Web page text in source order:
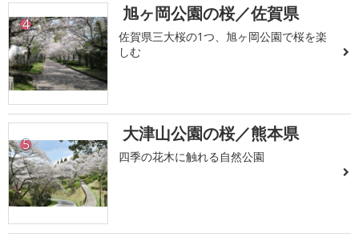
4 旭ヶ岡公園の桜／佐賀県
佐賀県三大桜の1つ、旭ヶ岡公園で桜を楽
しむ
5 大津山公園の桜／熊本県
四季の花木に触れる自然公園